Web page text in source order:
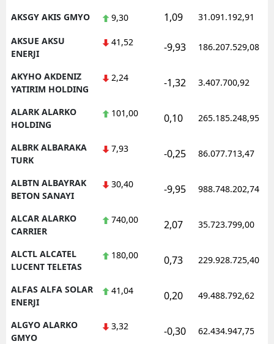
Sinop
Sivas
Trabzon
Uşak
Zonguldak
Aksaray
AKSGY AKIS GMYO 9,30 1,09 31.091.192,91
AKSUE AKSU
ENERJI
41,52 -9,93 186.207.529,08
AKYHO AKDENIZ
YATIRIM HOLDING
2,24 -1,32 3.407.700,92
ALARK ALARKO
HOLDING
101,00 0,10 265.185.248,95
ALBRK ALBARAKA
TURK
7,93 -0,25 86.077.713,47
ALBTN ALBAYRAK
BETON SANAYI
30,40 -9,95 988.748.202,74
ALCAR ALARKO
CARRIER
740,00 2,07 35.723.799,00
ALCTL ALCATEL
LUCENT TELETAS
180,00 0,73 229.928.725,40
ALFAS ALFA SOLAR
ENERJI
41,04 0,20 49.488.792,62
ALGYO ALARKO
GMYO
3,32 -0,30 62.434.947,75